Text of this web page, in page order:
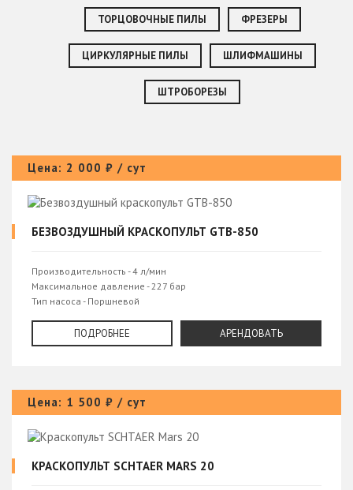
ТОРЦОВОЧНЫЕ ПИЛЫ ФРЕЗЕРЫ
ЦИРКУЛЯРНЫЕ ПИЛЫ ШЛИФМАШИНЫ
ШТРОБОРЕЗЫ
Цена: 2 000 ₽ / сут
БЕЗВОЗДУШНЫЙ КРАСКОПУЛЬТ GTB-850
Производительность - 4 л/мин
Максимальное давление - 227 бар
Тип насоса - Поршневой
Напряжение - 220 V
ПОДРОБНЕЕ АРЕНДОВАТЬ
Цена: 1 500 ₽ / сут
КРАСКОПУЛЬТ SCHTAER MARS 20